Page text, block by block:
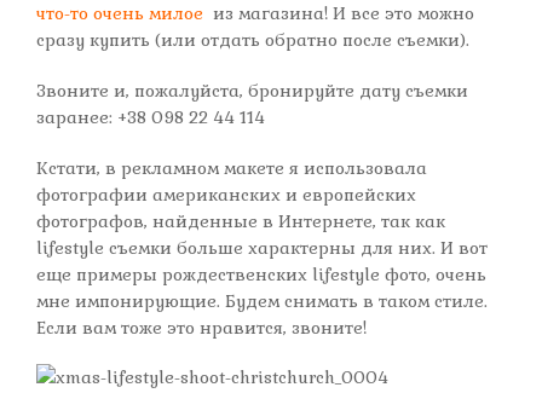
что-то очень милое из магазина! И все это можно
сразу купить (или отдать обратно после съемки).
Звоните и, пожалуйста, бронируйте дату съемки
заранее: +38 098 22 44 114
Кстати, в рекламном макете я использовала
фотографии американских и европейских
фотографов, найденные в Интернете, так как
lifestyle съемки больше характерны для них. И вот
еще примеры рождественских lifestyle фото, очень
мне импонирующие. Будем снимать в таком стиле.
Если вам тоже это нравится, звоните!